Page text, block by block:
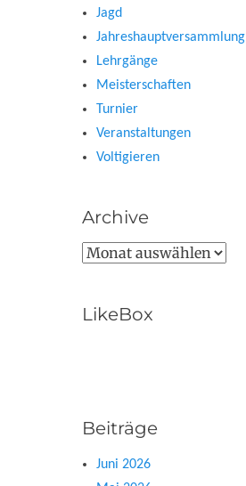
Jagd
Jahreshauptversammlung
Lehrgänge
Meisterschaften
Turnier
Veranstaltungen
Voltigieren
Archive
Archive
LikeBox
Beiträge
Juni 2026